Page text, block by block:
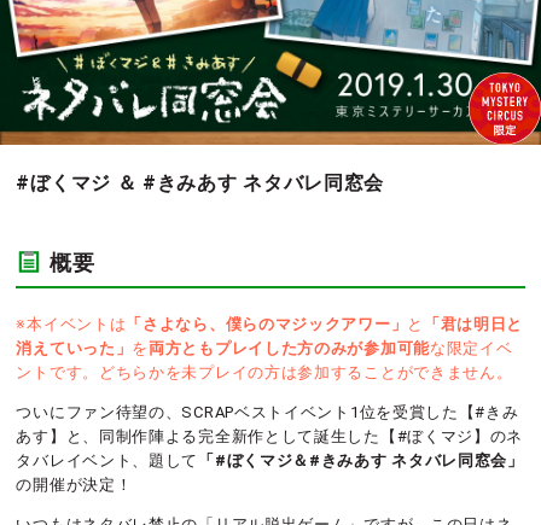
#ぼくマジ ＆ #きみあす ネタバレ同窓会
概要
※本イベントは 「さよなら、僕らのマジックアワー」 と
「君は明日と
消えていった」 を両方ともプレイした方のみが参加可能な限定イベ
ントです。どちらかを未プレイの方は参加することができません。
ついにファン待望の、SCRAPベストイベント1位を受賞した【#きみ
あす】と、同制作陣よる完全新作として誕生した【#ぼくマジ】のネ
タバレイベント、題して 「#ぼくマジ＆#きみあす ネタバレ同窓会」
の開催が決定！